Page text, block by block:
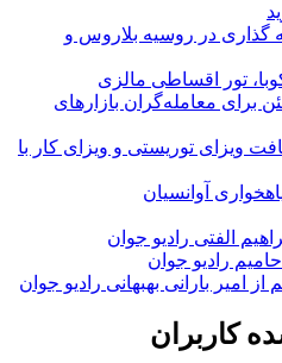
در روسیه بلاروس و
تور اقساطی مالزی
برای معامله‌گران بازارهای
ویزای توریستی و ویزای کار با
آوانسیان
الفتی رادیو جوان
رادیو جوان
از امیر بارانی بهبهانی رادیو جوان
کاربران